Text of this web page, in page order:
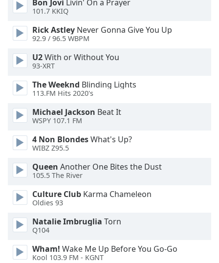
close
window.
Color
Opacity
Background
Color
Opacity
Caption
Area
Color
Opacity
Bon Jovi Livin' On a Prayer
101.7 KKIQ
Rick Astley Never Gonna Give You Up
92.9 / 96.5 WBPM
U2With or Without You
93-XRT
The Weeknd Blinding Lights
113.FM Hits 2020's
Michael Jackson Beat It
WSPY 107.1 FM
4 Non BlondesWhat's Up?
WIBZ Z95.5
Queen Another One Bites the Dust
105.5 The River
Culture Club Karma Chameleon
Oldies 93
Natalie Imbruglia Torn
Q104
Wham! Wake Me Up Before You Go-Go
Kool 103.9 FM - KGNT